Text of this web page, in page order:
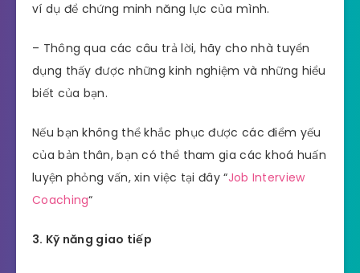
ví dụ để chứng minh năng lực của mình.
– Thông qua các câu trả lời, hãy cho nhà tuyển
dụng thấy được những kinh nghiệm và những hiểu
biết của bạn.
Nếu bạn không thể khắc phục được các điểm yếu
của bản thân, bạn có thể tham gia các khoá huấn
luyện phỏng vấn, xin việc tại đây “Job Interview
Coaching“
3. Kỹ năng giao tiếp